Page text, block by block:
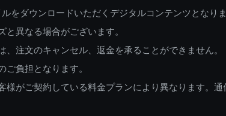
をダウンロードいただくデジタルコンテンツとなり
と異なる場合がございます。
注文のキャンセル、返金を承ることができません。
ご負担となります。
様がご契約している料金プランにより異なります。